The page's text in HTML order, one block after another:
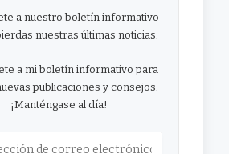
a nuestro boletín informativo
nuestras últimas noticias.
a mi boletín informativo para
publicaciones y consejos.
¡Manténgase al día!